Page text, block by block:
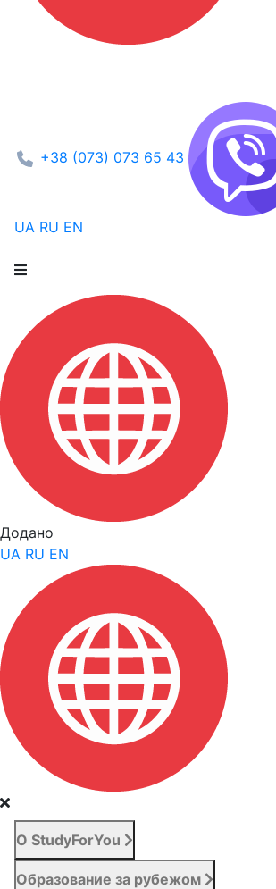
+38 (073) 073 65 43
UA RU EN
Додано
UA RU EN
О StudyForYou
Образование за рубежом